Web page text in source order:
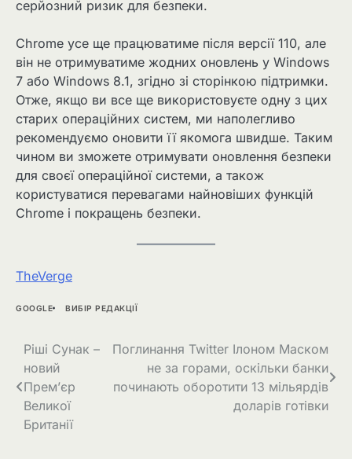
серйозний ризик для безпеки.
Chrome усе ще працюватиме після версії 110, але
він не отримуватиме жодних оновлень у Windows
7 або Windows 8.1, згідно зі сторінкою підтримки.
Отже, якщо ви все ще використовуєте одну з цих
старих операційних систем, ми наполегливо
рекомендуємо оновити її якомога швидше. Таким
чином ви зможете отримувати оновлення безпеки
для своєї операційної системи, а також
користуватися перевагами найновіших функцій
Chrome і покращень безпеки.
TheVerge
GOOGLE ВИБІР РЕДАКЦІЇ
Навігація
записів
Ріші Сунак –
новий
Прем’єр
Великої
Британії
Поглинання Twitter Ілоном Маском
не за горами, оскільки банки
починають оборотити 13 мільярдів
доларів готівки